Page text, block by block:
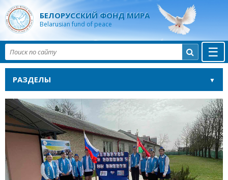
БЕЛОРУССКИЙ ФОНД МИРА
Belarusian fund of peace
☰

РАЗДЕЛЫ